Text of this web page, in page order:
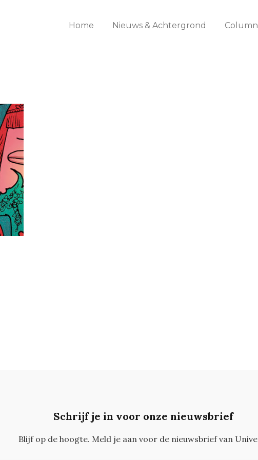
Home Nieuws & Achtergrond
Schrijf je in voor onze nieuwsbrief
Blijf op de hoogte. Meld je aan voor de nieuwsbrief van